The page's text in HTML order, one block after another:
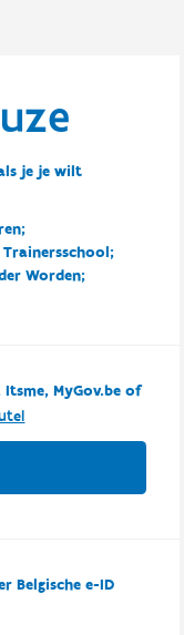
je je wilt
Worden;
Itsme, MyGov.be of
Belgische e-ID